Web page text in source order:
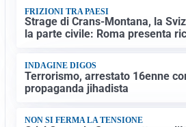
FRIZIONI TRA PAESI
Strage di Crans-Montana, la
la parte civile: Roma presenta
INDAGINE DIGOS
Terrorismo, arrestato 16enne
propaganda jihadista
NON SI FERMA LA TENSIONE